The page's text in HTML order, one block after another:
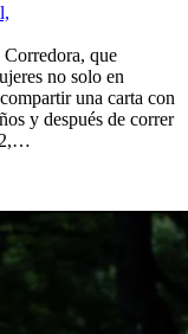
que
no solo en
una carta con
y después de correr